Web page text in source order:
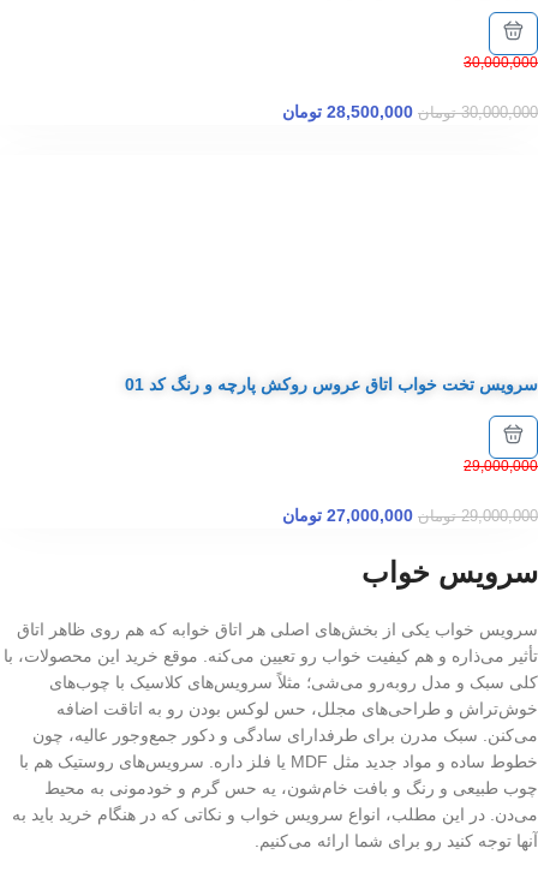
30,000,000
30,000,000 تومان 28,500,000 تومان
سرویس تخت خواب اتاق عروس روکش پارچه و رنگ کد 01
29,000,000
29,000,000 تومان 27,000,000 تومان
سرویس خواب
سرویس خواب یکی از بخش‌های اصلی هر اتاق خوابه که هم روی ظاهر اتاق
تأثیر می‌ذاره و هم کیفیت خواب رو تعیین می‌کنه. موقع خرید این محصولات، با
کلی سبک و مدل روبه‌رو می‌شی؛ مثلاً سرویس‌های کلاسیک با چوب‌های
خوش‌تراش و طراحی‌های مجلل، حس لوکس بودن رو به اتاقت اضافه
می‌کنن. سبک مدرن برای طرفدارای سادگی و دکور جمع‌وجور عالیه، چون
خطوط ساده و مواد جدید مثل MDF یا فلز داره. سرویس‌های روستیک هم با
چوب طبیعی و رنگ و بافت خام‌شون، یه حس گرم و خودمونی به محیط
می‌دن. در این مطلب، انواع سرویس خواب و نکاتی که در هنگام خرید باید به
آنها توجه کنید رو برای شما ارائه می‌کنیم.